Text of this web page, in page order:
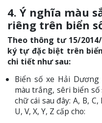
4. Ý nghĩa màu
riêng trên biển
Theo thông tư 15/
ký tự đặc biệt trên
chi tiết như sau:
Biển số xe Hải
màu trắng, sêri biển
chữ cái sau đây: A, B, C,
U, V, X, Y, Z cấp cho: